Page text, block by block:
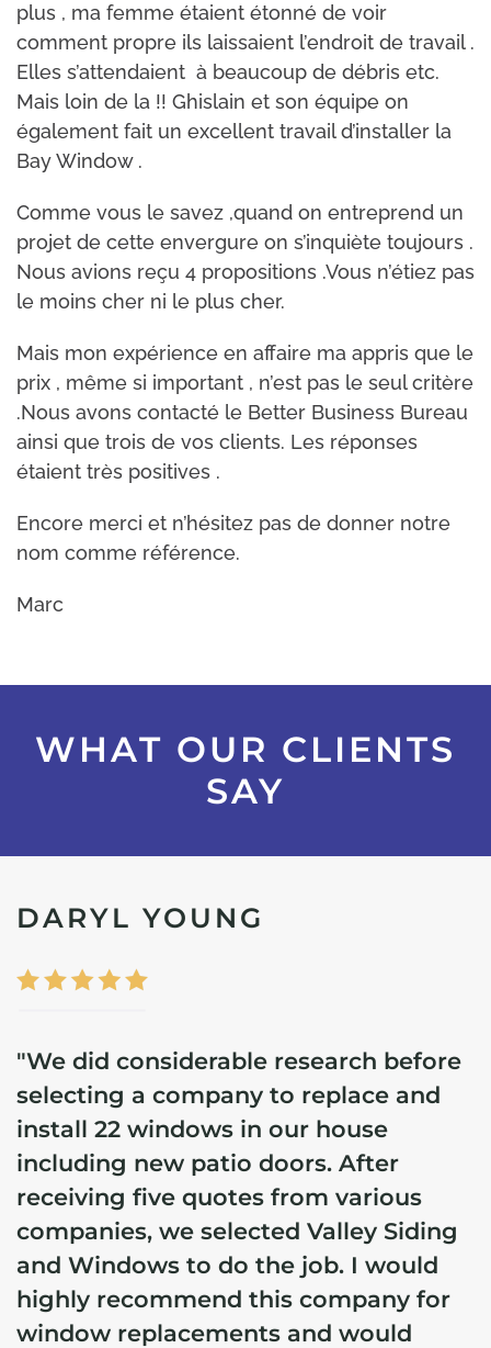
plus , ma femme étaient étonné de voir
comment propre ils laissaient l’endroit de travail .
Elles s’attendaient à beaucoup de débris etc.
Mais loin de la !! Ghislain et son équipe on
également fait un excellent travail d’installer la
Bay Window .
Comme vous le savez ,quand on entreprend un
projet de cette envergure on s’inquiète toujours .
Nous avions reçu 4 propositions .Vous n’étiez pas
le moins cher ni le plus cher.
Mais mon expérience en affaire ma appris que le
prix , même si important , n’est pas le seul critère
.Nous avons contacté le Better Business Bureau
ainsi que trois de vos clients. Les réponses
étaient très positives .
Encore merci et n’hésitez pas de donner notre
nom comme référence.
Marc
WHAT OUR CLIENTS
SAY
DARYL YOUNG
"We did considerable research before
selecting a company to replace and
install 22 windows in our house
including new patio doors. After
receiving five quotes from various
companies, we selected Valley Siding
and Windows to do the job. I would
highly recommend this company for
window replacements and would